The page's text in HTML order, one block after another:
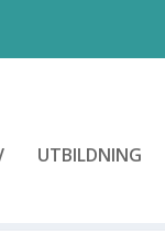
UTBILDNING